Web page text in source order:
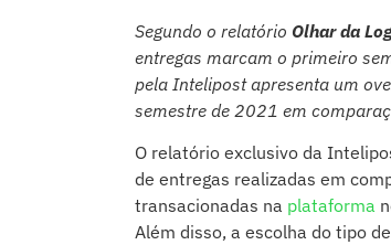
Segundo o relatório Olhar da
entregas marcam o primeiro
pela Intelipost apresenta um
semestre de 2021 em
O relatório exclusivo da
de entregas realizadas em
transacionadas na plataforma
Além disso, a escolha do tipo